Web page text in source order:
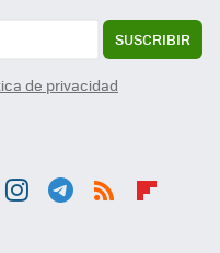
SUSCRIBIR
de privacidad